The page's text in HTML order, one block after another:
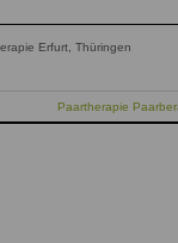
Erfurt, Thüringen
Paartherapie